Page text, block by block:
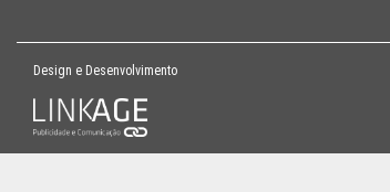
Design e Desenvolvimento